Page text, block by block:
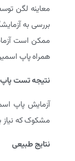
معاینه لگن
همراه پاپ
نتیجه تست
آزمایش پاپ
مشکوک که نیاز
نتایج طبیعی